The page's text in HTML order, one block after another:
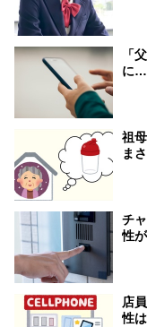
「
に…
祖
ま
チ
性
店
性